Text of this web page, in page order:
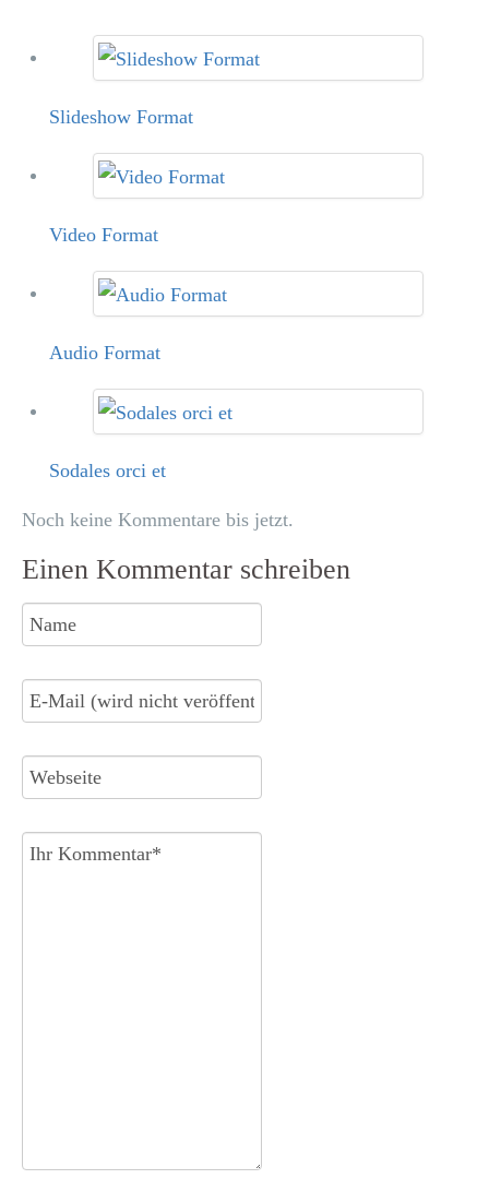
Slideshow Format
Video Format
Audio Format
Sodales orci et
Noch keine Kommentare bis jetzt.
Einen Kommentar schreiben